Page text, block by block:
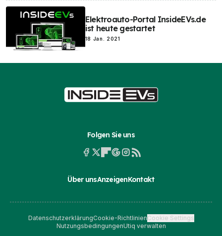
Elektroauto-Portal InsideEVs.de
ist heute gestartet
18 Jan. 2021
Folgen Sie uns
Über unsAnzeigenKontakt
DatenschutzerklärungCookie-RichtlinienCookie Settings
NutzungsbedingungenUtiq verwalten